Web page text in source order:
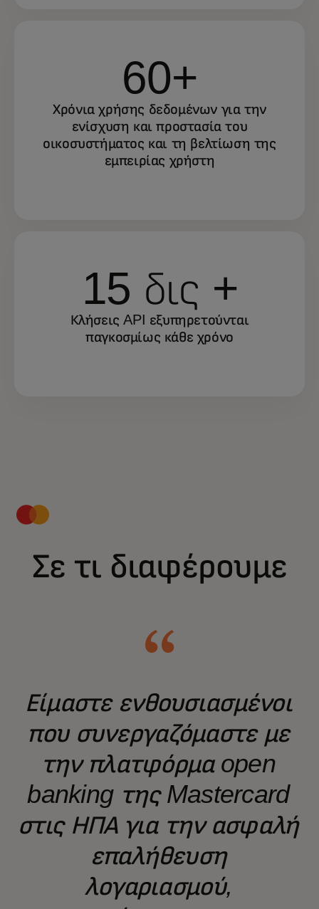
60+
Χρόνια χρήσης δεδομένων για την
ενίσχυση και προστασία του
οικοσυστήματος και τη βελτίωση της
εμπειρίας χρήστη
15 δις +
Κλήσεις API εξυπηρετούνται
παγκοσμίως κάθε χρόνο
Σε τι διαφέρουμε
Είμαστε ενθουσιασμένοι
που συνεργαζόμαστε με
την πλατφόρμα open
banking της Mastercard
στις ΗΠΑ για την ασφαλή
επαλήθευση
λογαριασμού,